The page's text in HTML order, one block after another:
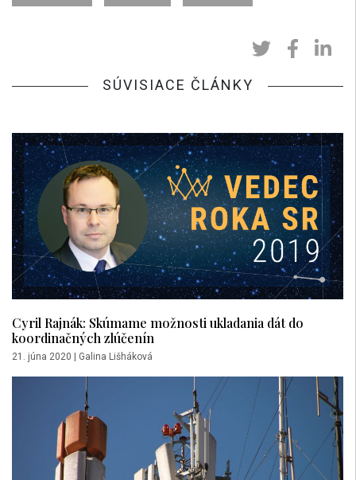
SÚVISIACE ČLÁNKY
Cyril Rajnák: Skúmame možnosti ukladania dát do
koordinačných zlúčenín
21. júna 2020 | Galina Lišháková